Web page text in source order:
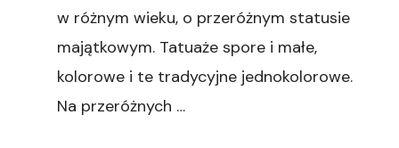
w różnym wieku, o przeróżnym statusie
majątkowym. Tatuaże spore i małe,
kolorowe i te tradycyjne jednokolorowe.
Na przeróżnych …